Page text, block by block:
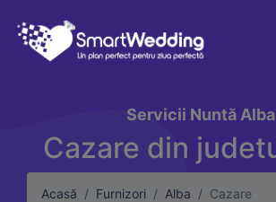
Servicii Nuntă Alba
Cazare din
Acasă Furnizori Alba Cazare